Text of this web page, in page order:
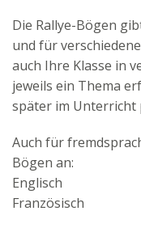
Die Rallye-Bögen
und für
auch Ihre Klasse in
jeweils ein Thema
später im Unterricht
Auch für
Bögen an:
Englisch
Französisch